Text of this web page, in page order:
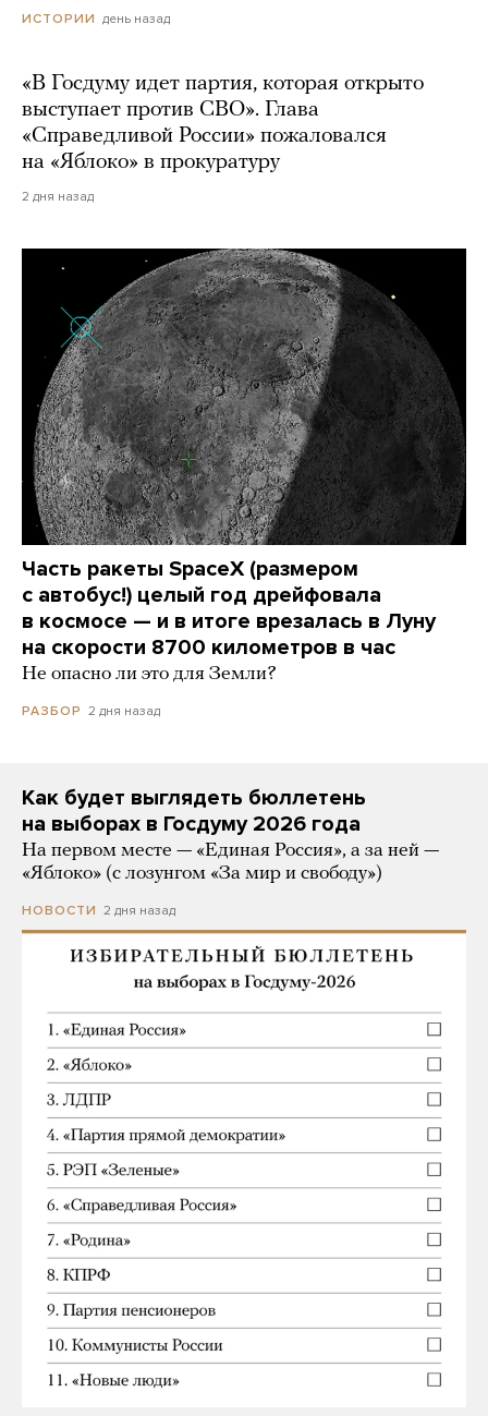
ИСТОРИИ день назад
«В Госдуму идет партия, которая открыто
выступает против СВО». Глава
«Справедливой России» пожаловался
на «Яблоко» в прокуратуру
2 дня назад
Часть ракеты SpaceX (размером
с автобус!) целый год дрейфовала
в космосе — и в итоге врезалась в Луну
на скорости 8700 километров в час
Не опасно ли это для Земли?
РАЗБОР 2 дня назад
Как будет выглядеть бюллетень
на выборах в Госдуму 2026 года
На первом месте — «Единая Россия», а за ней —
«Яблоко» (с лозунгом «За мир и свободу»)
НОВОСТИ 2 дня назад